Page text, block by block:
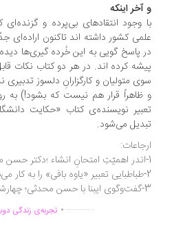
اینکه
وجود انتقادهای بی‌پرده و گزنده‌ای که
کشور داشته اند تاکنون اراده‌ای جدّی
پاسخ گویی به این خُرده گیری‌ها دیده
کرده اند. در هر دو کتاب نکات قابل
متولیان و کارگزارانِ دلسوز تدبیری
قرار هم نیست که بشود!) به
نویسنده‌ی کتاب «حکایت دانشگاه »
می‌شود.
.تجربه‌ی زندگی دوباره ...............